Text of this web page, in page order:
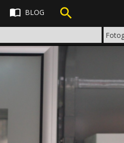
 BLOG 